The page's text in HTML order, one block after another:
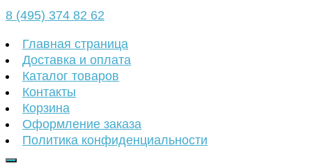
8 (495) 374 82 62
Главная страница
Доставка и оплата
Каталог товаров
Контакты
Корзина
Оформление заказа
Политика конфиденциальности